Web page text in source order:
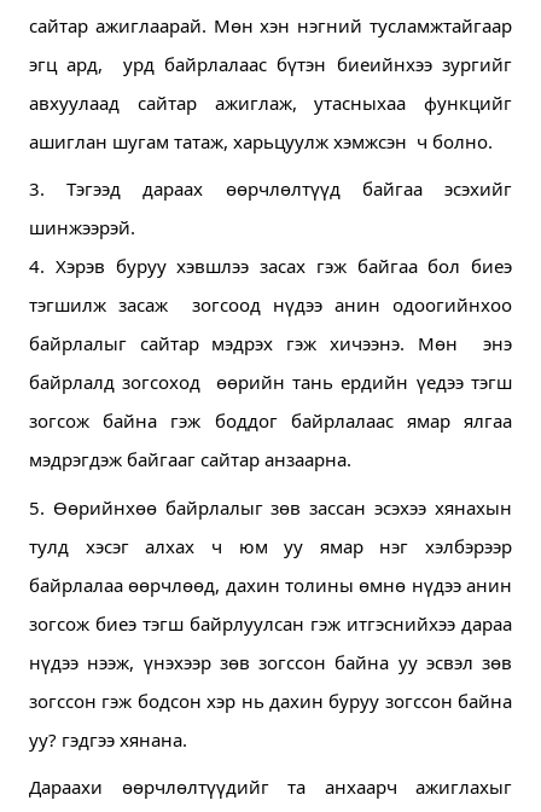
сайтар ажиглаарай. Мөн хэн нэгний тусламжтайгаар
эгц ард,  урд байрлалаас бүтэн биеийнхээ зургийг
авхуулаад сайтар ажиглаж, утасныхаа функцийг
ашиглан шугам татаж, харьцуулж хэмжсэн  ч болно.
3. Тэгээд дараах өөрчлөлтүүд байгаа эсэхийг
шинжээрэй.
4. Хэрэв буруу хэвшлээ засах гэж байгаа бол биеэ
тэгшилж засаж  зогсоод нүдээ анин одоогийнхоо
байрлалыг сайтар мэдрэх гэж хичээнэ. Мөн  энэ
байрлалд зогсоход  өөрийн тань ердийн үедээ тэгш
зогсож байна гэж боддог байрлалаас ямар ялгаа
мэдрэгдэж байгааг сайтар анзаарна.
5. Өөрийнхөө байрлалыг зөв зассан эсэхээ хянахын
тулд хэсэг алхах ч юм уу ямар нэг хэлбэрээр
байрлалаа өөрчлөөд, дахин толины өмнө нүдээ анин
зогсож биеэ тэгш байрлуулсан гэж итгэснийхээ дараа
нүдээ нээж, үнэхээр зөв зогссон байна уу эсвэл зөв
зогссон гэж бодсон хэр нь дахин буруу зогссон байна
уу? гэдгээ хянана.
Дараахи өөрчлөлтүүдийг та анхаарч ажиглахыг